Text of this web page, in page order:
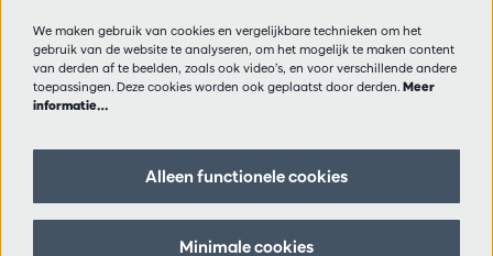
Privacy
Verkoopsvoorwaarden
Pers
Volg ons
We maken gebruik van cookies en vergelijkbare technieken om het
gebruik van de website te analyseren, om het mogelijk te maken content
van derden af te beelden, zoals ook video’s, en voor verschillende andere
toepassingen. Deze cookies worden ook geplaatst door derden. Meer
informatie…
Alleen functionele cookies
Minimale cookies